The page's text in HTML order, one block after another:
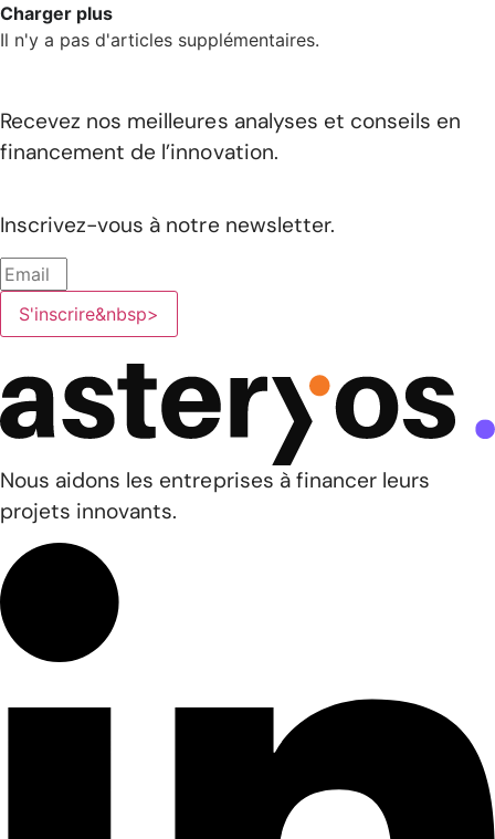
Charger plus
Il n'y a pas d'articles supplémentaires.
Recevez nos meilleures analyses et conseils en
financement de l’innovation.
Inscrivez-vous à notre newsletter.
S'inscrire&nbsp>
Nous aidons les entreprises à financer leurs
projets innovants.